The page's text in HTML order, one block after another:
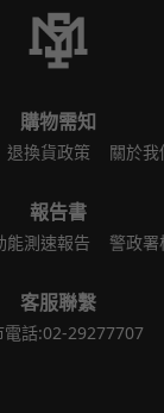
購物需知
退換貨政策 關於我
報告書
能測速報告 警政署
客服聯繫
電話:02-29277707